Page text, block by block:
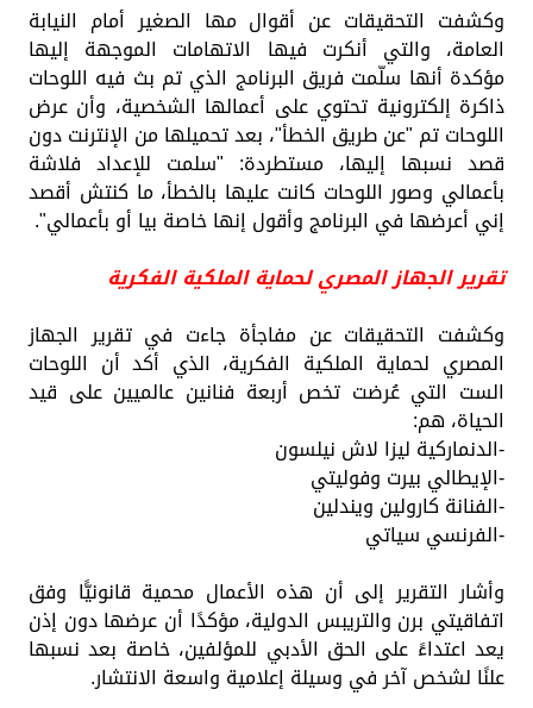
وكشفت التحقيقات عن أقوال مها الصغير أمام النيابة
العامة، والتي أنكرت فيها الاتهامات الموجهة إليها
مؤكدة أنها سلّمت فريق البرنامج الذي تم بث فيه اللوحات
ذاكرة إلكترونية تحتوي على أعمالها الشخصية، وأن عرض
اللوحات تم "عن طريق الخطأ"، بعد تحميلها من الإنترنت دون
قصد نسبها إليها، مستطردة: "سلمت للإعداد فلاشة
بأعمالي وصور اللوحات كانت عليها بالخطأ، ما كنتش أقصد
إني أعرضها في البرنامج وأقول إنها خاصة بيا أو بأعمالي".
تقرير الجهاز المصري لحماية الملكية الفكرية
وكشفت التحقيقات عن مفاجأة جاءت في تقرير الجهاز
المصري لحماية الملكية الفكرية، الذي أكد أن اللوحات
الست التي عُرضت تخص أربعة فنانين عالميين على قيد
الحياة، هم:
-الدنماركية ليزا لاش نيلسون
-الإيطالي بيرت وفوليتي
-الفنانة كارولين ويندلين
-الفرنسي سياتي
وأشار التقرير إلى أن هذه الأعمال محمية قانونيًّا وفق
اتفاقيتي برن والتريبس الدولية، مؤكدًا أن عرضها دون إذن
يعد اعتداءً على الحق الأدبي للمؤلفين، خاصة بعد نسبها
علنًا لشخص آخر في وسيلة إعلامية واسعة الانتشار.